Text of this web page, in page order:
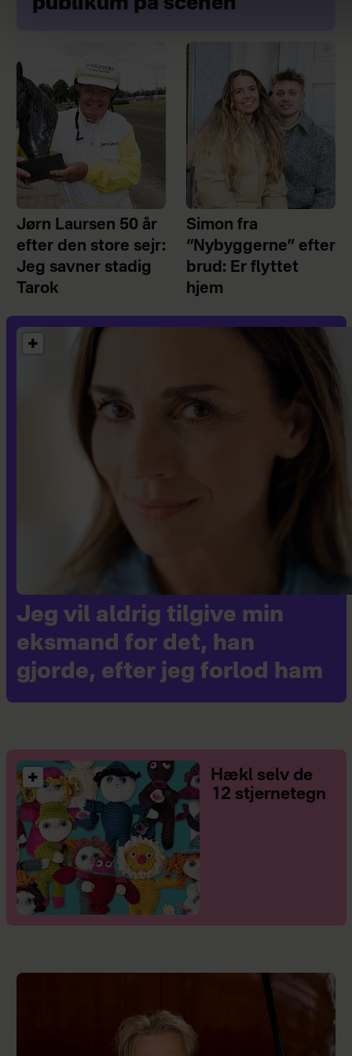
Jørn Laursen 50 år
efter den store sejr:
Jeg savner stadig
Tarok
Simon fra
“Nybyggerne” efter
brud: Er flyttet
hjem
Jeg vil aldrig tilgive min
eksmand for det, han
gjorde, efter jeg forlod ham
Hækl selv de
12 stjernetegn